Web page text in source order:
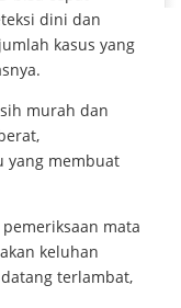
dini dan
kasus yang
murah dan
yang membuat
mata
keluhan
terlambat,